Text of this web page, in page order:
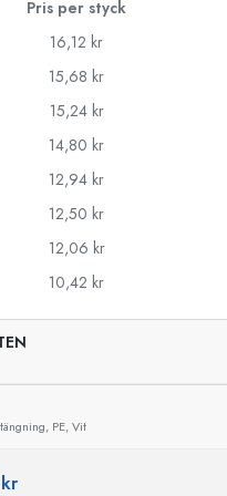
Pris per styck
16,12 kr
15,68 kr
15,24 kr
14,80 kr
12,94 kr
12,50 kr
12,06 kr
10,42 kr
PE, Vit